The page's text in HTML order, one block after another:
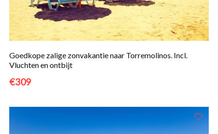
Goedkope zalige zonvakantie naar Torremolinos. Incl.
Vluchten en ontbijt
€309